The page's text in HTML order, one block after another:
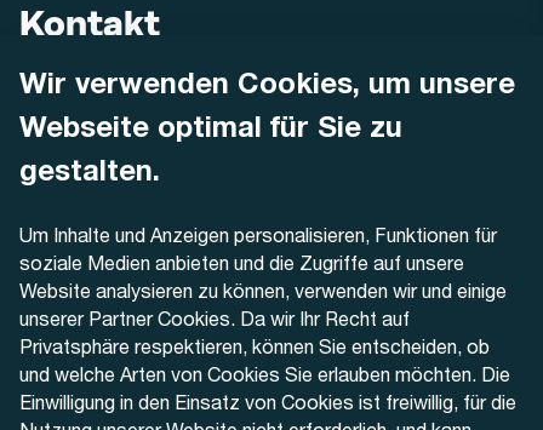
Wir verwenden Cookies, um unsere
Webseite optimal für Sie zu
gestalten.
Um Inhalte und Anzeigen personalisieren, Funktionen für
soziale Medien anbieten und die Zugriffe auf unsere
Website analysieren zu können, verwenden wir und einige
unserer Partner Cookies. Da wir Ihr Recht auf
Privatsphäre respektieren, können Sie entscheiden, ob
und welche Arten von Cookies Sie erlauben möchten. Die
Einwilligung in den Einsatz von Cookies ist freiwillig, für die
Kontakt
AREMO
Dornacherstrasse 48
4500 Solothurn
+41 32 622 37 22
Kontaktformular